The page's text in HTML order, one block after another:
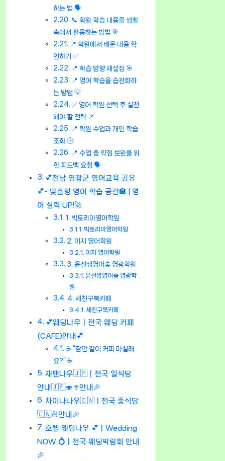
하는 법 🗣️
📞 학원 학습 내용을 생활
속에서 활용하는 방법 🎯
📍 학원에서 배운 내용 확
인하기 ✅
📍 학습 방향 재설정 🎯
📍 영어 학습을 습관화하
는 방법 💡
✅ 영어 학원 선택 후 실천
해야 할 전략 📌
📍 학원 수업과 개인 학습
조화 🕒
📍 수업 중 약점 보완을 위
한 피드백 요청 🗣️
💕전남 영광군 영어교육 공유
💕- 맞춤형 영어 학습 공간🏫 | 영
어 실력 UP!🚀
1. 빅토리아영어학원
빅토리아영어학원
2. 이지 영어학원
이지 영어학원
3. 윤선생영어숲 영광학원
윤선생영어숲 영광학
원
4. 세친구북카페
세친구북카페
💕웨딩나우ㅣ전국 웨딩 카페
(CAFE)안내💕
☕ “잠깐 같이 커피 마실래
요?” ☕
재팬나우🇯🇵ㅣ전국 일식당
안내🇯🇵🍣🍷안내🎉
차이나나우🇨🇳ㅣ전국 중식당
🇨🇳🍜안내🎉
호텔 웨딩나우 💕ㅣWedding
NOW 💍ㅣ전국 웨딩박람회 안내
🎉